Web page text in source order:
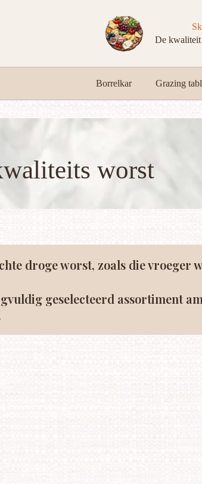
De kwaliteit
Borrelkar Grazing
worst
droge worst, zoals die vroeger
geselecteerd assortiment